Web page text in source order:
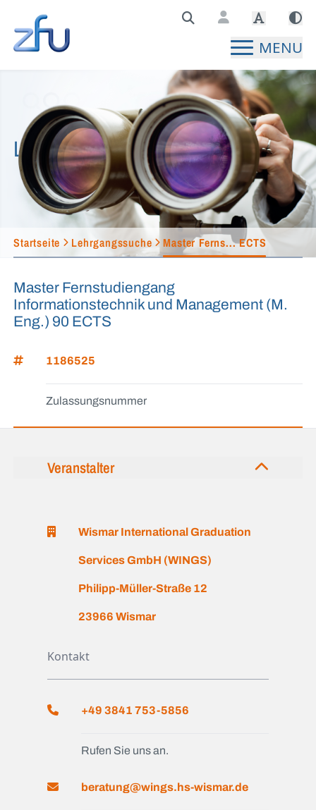
Zentralstelle für Fernunterricht Hauptseite
MENU
Lehrgangssuche
Startseite Lehrgangssuche Master Ferns... ECTS
Master Fernstudiengang
Informationstechnik und Management (M.
Eng.) 90 ECTS
1186525
Zulassungsnummer
Veranstalter
Wismar International Graduation
Services GmbH (WINGS)
Philipp-Müller-Straße 12
23966 Wismar
Kontakt
+49 3841 753-5856
Rufen Sie uns an.
beratung@wings.hs-wismar.de